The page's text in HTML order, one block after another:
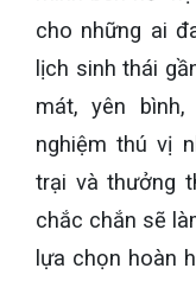
cho những ai
lịch sinh thái
mát, yên
nghiệm thú vị
trại và thưởng
chắc chắn sẽ
lựa chọn hoàn